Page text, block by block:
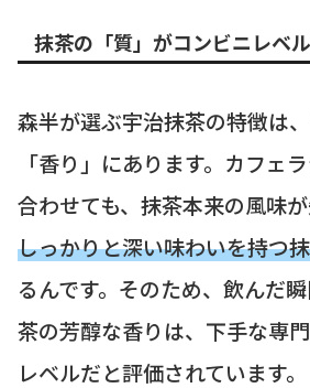
抹茶の「質」がコンビニレベ
森半が選ぶ宇治抹茶の特徴は
「香り」にあります。カフェ
合わせても、抹茶本来の風味が
しっかりと深い味わいを持つ
るんです。そのため、飲んだ
茶の芳醇な香りは、下手な専
レベルだと評価されています。